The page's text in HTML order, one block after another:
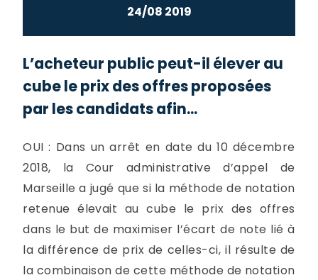
24/08 2019
L’acheteur public peut-il élever au
cube le prix des offres proposées
par les candidats afin...
OUI : Dans un arrêt en date du 10 décembre
2018, la Cour administrative d’appel de
Marseille a jugé que si la méthode de notation
retenue élevait au cube le prix des offres
dans le but de maximiser l’écart de note lié à
la différence de prix de celles-ci, il résulte de
la combinaison de cette méthode de notation